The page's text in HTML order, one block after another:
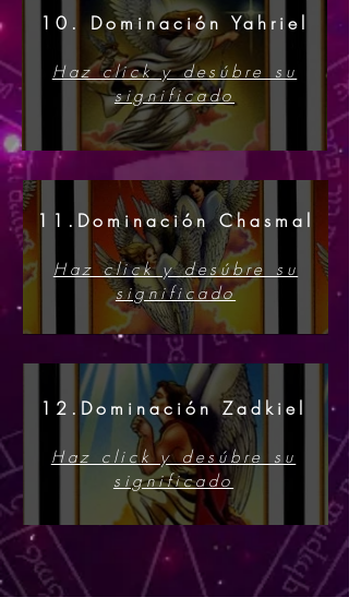
10. Dominación Yahriel
Haz click y desúbre su
significado
11.Dominación Chasmal
Haz click y desúbre su
significado
12.Dominación Zadkiel
Haz click y desúbre su
significado